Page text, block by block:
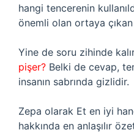
hangi tencerenin
önemli olan ortaya
Yine de soru zihinde
pişer? Belki de cevap,
insanın sabrında gizlidir.
Zepa olarak Et en iyi
hakkında en anlaşılır